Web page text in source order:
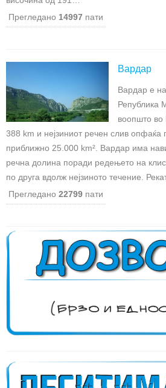
Прегледано 14997 пати
Вардар
Вардар е
Република
воопшто во
388 km и нејзиниот речен слив
приближно 25.000 km². Вардар има
речна долина поради редењето на
по друга вдолж нејзиното течение.
Прегледано 22799 пати